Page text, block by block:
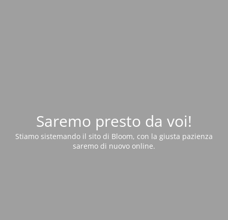
Saremo presto da voi!
Stiamo sistemando il sito di Bloom, con la giusta pazienza
saremo di nuovo online.